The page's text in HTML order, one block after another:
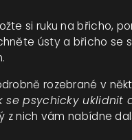
si ruku na břicho,
ústy a břicho se
rozebrané v
se psychicky uklidnit
z nich vám nabídne